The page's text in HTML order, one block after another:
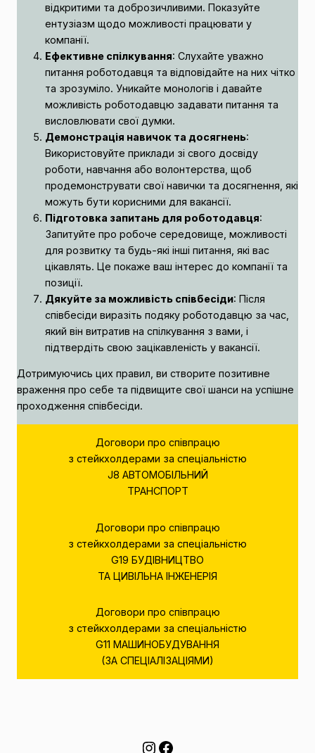
відкритими та доброзичливими. Показуйте
ентузіазм щодо можливості працювати у
компанії.
Ефективне спілкування: Слухайте уважно
питання роботодавця та відповідайте на них чітко
та зрозуміло. Уникайте монологів і давайте
можливість роботодавцю задавати питання та
висловлювати свої думки.
Демонстрація навичок та досягнень:
Використовуйте приклади зі свого досвіду
роботи, навчання або волонтерства, щоб
продемонструвати свої навички та досягнення, які
можуть бути корисними для вакансії.
Підготовка запитань для роботодавця:
Запитуйте про робоче середовище, можливості
для розвитку та будь-які інші питання, які вас
цікавлять. Це покаже ваш інтерес до компанії та
позиції.
Дякуйте за можливість співбесіди: Після
співбесіди виразіть подяку роботодавцю за час,
який він витратив на спілкування з вами, і
підтвердіть свою зацікавленість у вакансії.
Дотримуючись цих правил, ви створите позитивне
враження про себе та підвищите свої шанси на успішне
проходження співбесіди.
Договори про співпрацю
з стейкхолдерами за спеціальністю
J8 АВТОМОБІЛЬНИЙ
ТРАНСПОРТ
Договори про співпрацю
з стейкхолдерами за спеціальністю
G19 БУДІВНИЦТВО
ТА ЦИВІЛЬНА ІНЖЕНЕРІЯ
Договори про співпрацю
з стейкхолдерами за спеціальністю
G11 МАШИНОБУДУВАННЯ
(ЗА СПЕЦІАЛІЗАЦІЯМИ)